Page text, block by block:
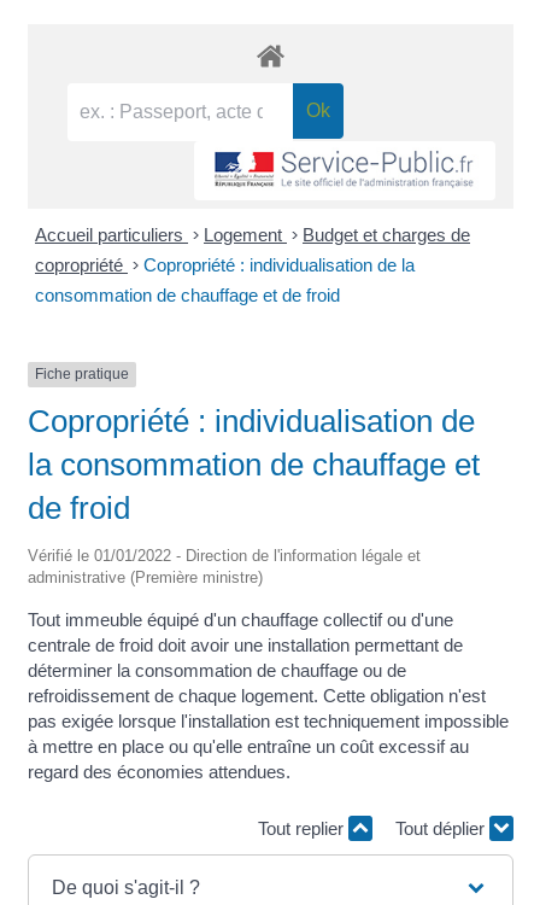
Accueil particuliers > Logement > Budget et charges de
copropriété > Copropriété : individualisation de la
consommation de chauffage et de froid
Fiche pratique
Copropriété : individualisation de
la consommation de chauffage et
de froid
Vérifié le 01/01/2022 - Direction de l'information légale et
administrative (Première ministre)
Tout immeuble équipé d'un chauffage collectif ou d'une
centrale de froid doit avoir une installation permettant de
déterminer la consommation de chauffage ou de
refroidissement de chaque logement. Cette obligation n'est
pas exigée lorsque l'installation est techniquement impossible
à mettre en place ou qu'elle entraîne un coût excessif au
regard des économies attendues.
Tout replier Tout déplier
De quoi s'agit-il ?